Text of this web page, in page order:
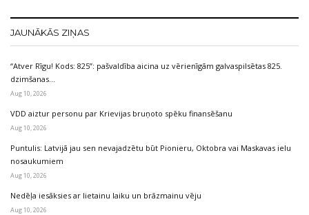
JAUNĀKĀS ZIŅAS
“Atver Rīgu! Kods: 825”: pašvaldība aicina uz vērienīgām galvaspilsētas 825.
dzimšanas…
Aug 10, 2026
VDD aiztur personu par Krievijas bruņoto spēku finansēšanu
Aug 10, 2026
Puntulis: Latvijā jau sen nevajadzētu būt Pionieru, Oktobra vai Maskavas ielu
nosaukumiem
Aug 10, 2026
Nedēļa iesāksies ar lietainu laiku un brāzmainu vēju
Aug 10, 2026